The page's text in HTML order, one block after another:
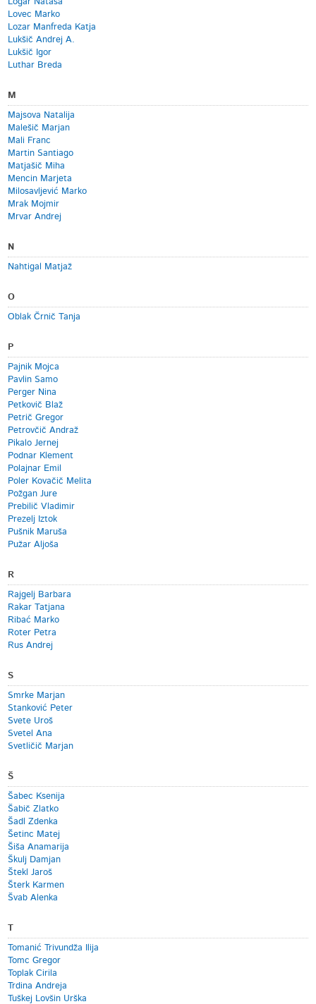
Lovec Marko
Lozar Manfreda Katja
Lukšič Andrej A.
Lukšič Igor
Luthar Breda
M
Majsova Natalija
Malešič Marjan
Mali Franc
Martin Santiago
Matjašič Miha
Mencin Marjeta
Milosavljević Marko
Mrak Mojmir
Mrvar Andrej
N
Nahtigal Matjaž
O
Oblak Črnič Tanja
P
Pajnik Mojca
Pavlin Samo
Perger Nina
Petkovič Blaž
Petrič Gregor
Petrovčič Andraž
Pikalo Jernej
Podnar Klement
Polajnar Emil
Poler Kovačič Melita
Požgan Jure
Prebilič Vladimir
Prezelj Iztok
Pušnik Maruša
Pužar Aljoša
R
Rajgelj Barbara
Rakar Tatjana
Ribać Marko
Roter Petra
Rus Andrej
S
Smrke Marjan
Stanković Peter
Svete Uroš
Svetel Ana
Svetličič Marjan
Š
Šabec Ksenija
Šabič Zlatko
Šadl Zdenka
Šetinc Matej
Šiša Anamarija
Škulj Damjan
Štekl Jaroš
Šterk Karmen
Švab Alenka
T
Tomanić Trivundža Ilija
Tomc Gregor
Toplak Cirila
Trdina Andreja
Tuškej Lovšin Urška